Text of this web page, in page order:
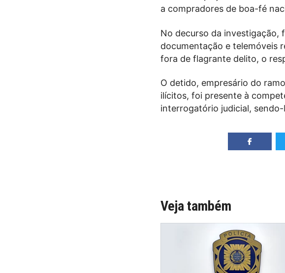
a compradores de boa-fé
No decurso da investigação,
documentação e telemóveis
fora de flagrante delito, o
O detido, empresário do
ilícitos, foi presente à
interrogatório judicial,
Veja também